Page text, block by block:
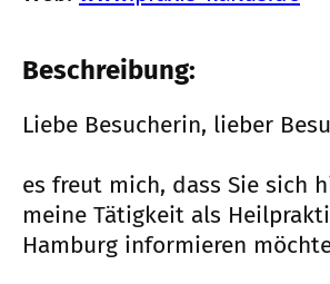
Beschreibung:
Liebe Besucherin, lieber
es freut mich, dass Sie sich
meine Tätigkeit als
Hamburg informieren